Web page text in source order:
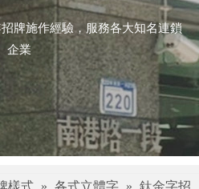
牌施作經驗，服務各大知名連鎖
企業
樣式 » 各式立體字 » 鈦金字招